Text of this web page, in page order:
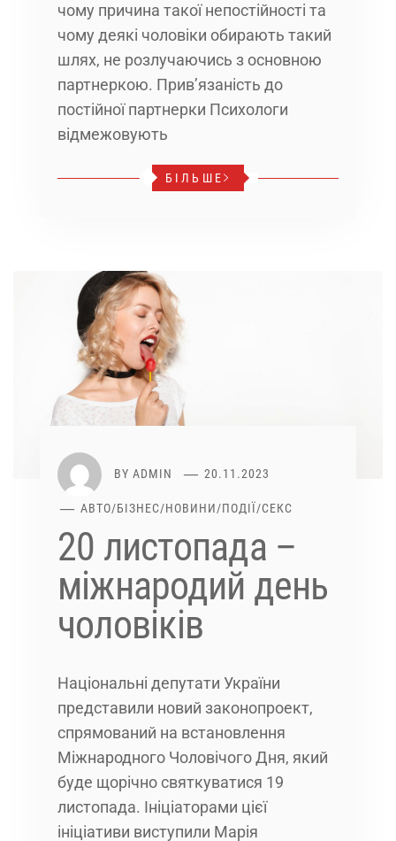
чому причина такої непостійності та
чому деякі чоловіки обирають такий
шлях, не розлучаючись з основною
партнеркою. Прив’язаність до
постійної партнерки Психологи
відмежовують
БІЛЬШЕ
BY ADMIN 20.11.2023
АВТО/БІЗНЕС/НОВИНИ/ПОДІЇ/СЕКС
20 листопада –
міжнародий день
чоловіків
Національні депутати України
представили новий законопроект,
спрямований на встановлення
Міжнародного Чоловічого Дня, який
буде щорічно святкуватися 19
листопада. Ініціаторами цієї
ініціативи виступили Марія